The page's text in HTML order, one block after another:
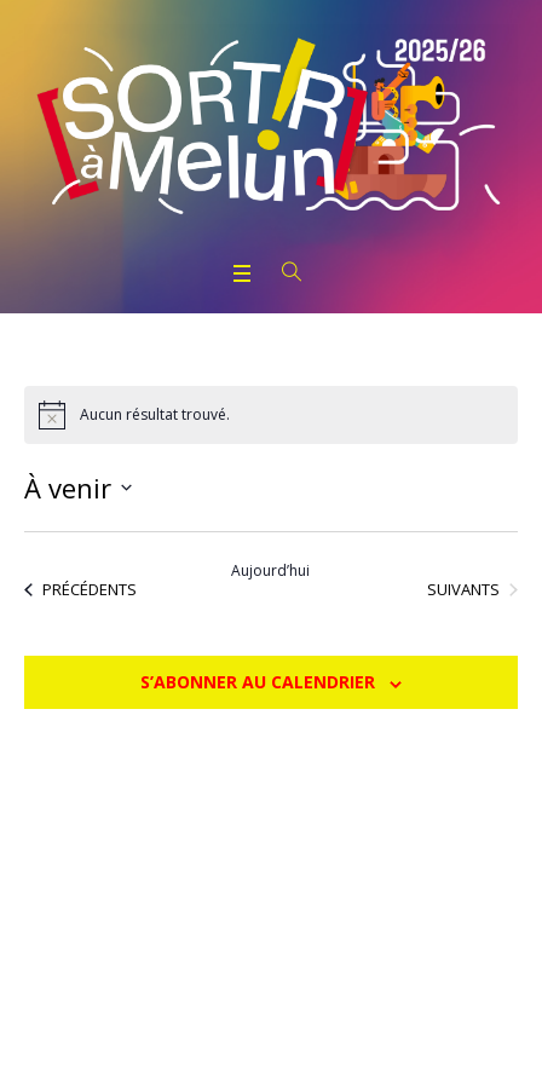
NoticeAucun résultat trouvé.
Navigation
Par
Consultations
À venir
Sélectionnez
date
ÉVÈNEMENTS
PRÉCÉDENTS
Aujourd’hui
ÉVÈNEMENTS
SUIVANTS
S’ABONNER AU CALENDRIER